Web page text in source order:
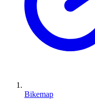
Bikemap